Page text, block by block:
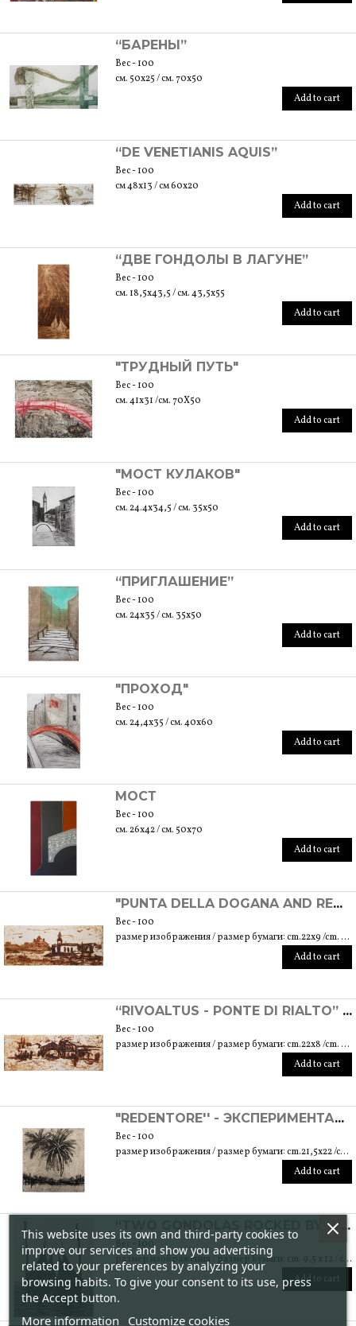
“БАРЕНЫ”
Вес - 100
см. 50x25 / см. 70x50
Add to cart
“DE VENETIANIS AQUIS”
Вес - 100
см 48x13 / см 60x20
Add to cart
“ДВЕ ГОНДОЛЫ В ЛАГУНЕ”
Вес - 100
см. 18,5x43,5 / см. 43,5x55
Add to cart
"ТРУДНЫЙ ПУТЬ"
Вес - 100
см. 41x31 /см. 70X50
Add to cart
"МОСТ КУЛАКОВ"
Вес - 100
см. 24.4x34,5 / см. 35x50
Add to cart
“ПРИГЛАШЕНИЕ”
Вес - 100
см. 24x35 / см. 35x50
Add to cart
"ПРОХОД"
Вес - 100
см. 24,4x35 / см. 40x60
Add to cart
МОСТ
Вес - 100
см. 26x42 / см. 50x70
Add to cart
"PUNTA DELLA DOGANA AND REDENTORE'S CHURCH" - ЭКСПЕРИМЕНТАЛЬНАЯ ГРАВИРОВКА
Вес - 100
размер изображения / размер бумаги: cm.22x9 /cm. 30x23
Add to cart
“RIVOALTUS - PONTE DI RIALTO” - ЭКСПЕРИМЕНТАЛЬНАЯ ГРАВИРОВКА
Вес - 100
размер изображения / размер бумаги: cm.22x8 /cm. 30x23
Add to cart
"REDENTORE'' - ЭКСПЕРИМЕНТАЛЬНАЯ ГРАВИРОВКА
Вес - 100
размер изображения / размер бумаги: cm.21,5x22 /cm. 30x39,5
Add to cart
“TWO GONDOLAS ROCKED BY WATER” - ГРАВИРОВКА
размер изображения / размер бумаги: cm. 9,5 x 12 / cm. 17,5 x 25
Add to cart
This website uses its own and third-party cookies to
improve our services and show you advertising
related to your preferences by analyzing your
browsing habits. To give your consent to its use, press
the Accept button.
More information Customize cookies